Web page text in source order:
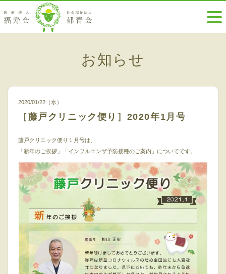
お知らせ
2020/01/22（水）
［藤戸クリニック便り］2020年1月号
藤戸クリニック便り１月号は、
「新年のご挨拶」「インフルエンザ予防接種のご案内」についてです。